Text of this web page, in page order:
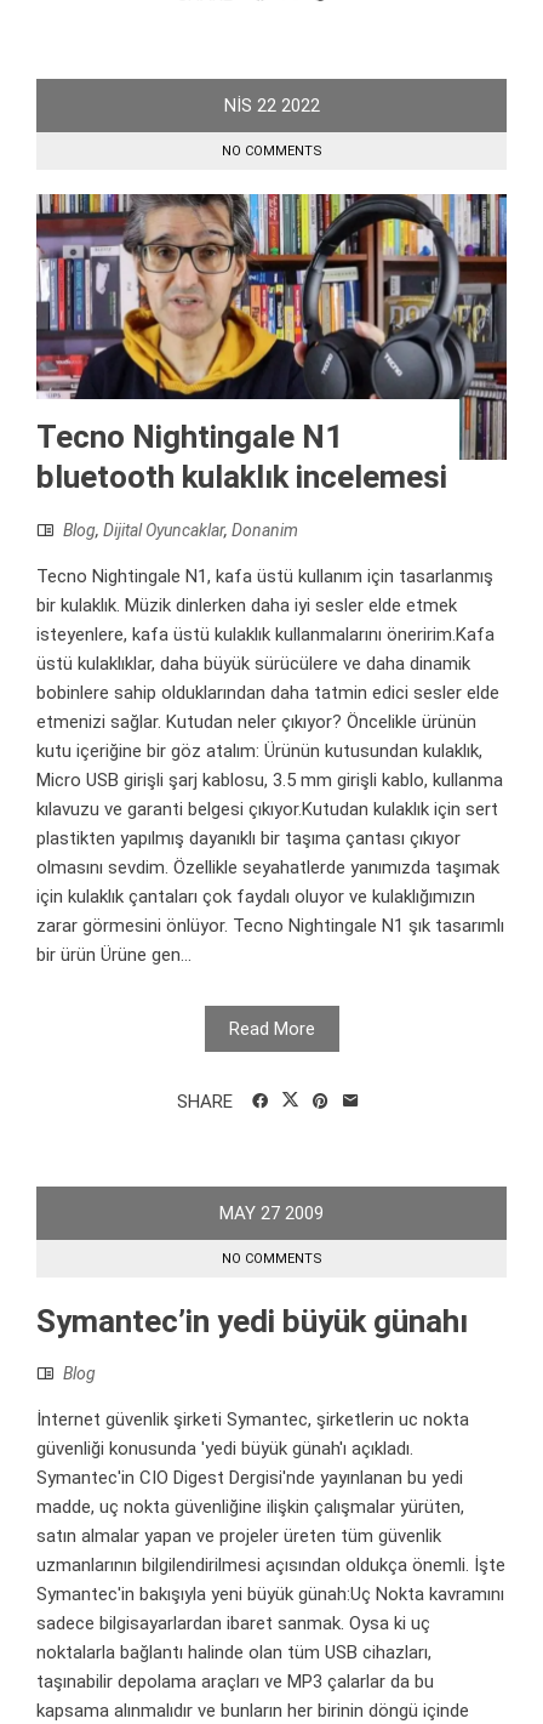
NIS 22 2022
NO COMMENTS
Tecno Nightingale N1
bluetooth kulaklık incelemesi
Blog, Dijital Oyuncaklar, Donanim
Tecno Nightingale N1, kafa üstü kullanım için tasarlanmış
bir kulaklık. Müzik dinlerken daha iyi sesler elde etmek
isteyenlere, kafa üstü kulaklık kullanmalarını öneririm.Kafa
üstü kulaklıklar, daha büyük sürücülere ve daha dinamik
bobinlere sahip olduklarından daha tatmin edici sesler elde
etmenizi sağlar. Kutudan neler çıkıyor? Öncelikle ürünün
kutu içeriğine bir göz atalım: Ürünün kutusundan kulaklık,
Micro USB girişli şarj kablosu, 3.5 mm girişli kablo, kullanma
kılavuzu ve garanti belgesi çıkıyor.Kutudan kulaklık için sert
plastikten yapılmış dayanıklı bir taşıma çantası çıkıyor
olmasını sevdim. Özellikle seyahatlerde yanımızda taşımak
için kulaklık çantaları çok faydalı oluyor ve kulaklığımızın
zarar görmesini önlüyor. Tecno Nightingale N1 şık tasarımlı
bir ürün Ürüne gen...
Read More
SHARE
MAY 27 2009
NO COMMENTS
Symantec’in yedi büyük günahı
Blog
İnternet güvenlik şirketi Symantec, şirketlerin uc nokta
güvenliği konusunda 'yedi büyük günah'ı açıkladı.
Symantec'in CIO Digest Dergisi'nde yayınlanan bu yedi
madde, uç nokta güvenliğine ilişkin çalışmalar yürüten,
satın almalar yapan ve projeler üreten tüm güvenlik
uzmanlarının bilgilendirilmesi açısından oldukça önemli. İşte
Symantec'in bakışıyla yeni büyük günah:Uç Nokta kavramını
sadece bilgisayarlardan ibaret sanmak. Oysa ki uç
noktalarla bağlantı halinde olan tüm USB cihazları,
taşınabilir depolama araçları ve MP3 çalarlar da bu
kapsama alınmalıdır ve bunların her birinin döngü içinde